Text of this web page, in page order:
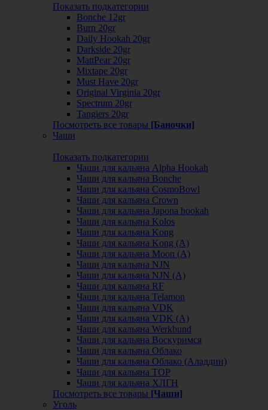
Показать подкатегории
Bonche 12gr
Burn 20gr
Daily Hookah 20gr
Darkside 20gr
MattPear 20gr
Mixtape 20gr
Must Have 20gr
Original Virginia 20gr
Spectrum 20gr
Tangiers 20gr
Посмотреть все товары [Баночки]
Чаши
Показать подкатегории
Чаши для кальяна Alpha Hookah
Чаши для кальяна Bonche
Чаши для кальяна CosmoBowl
Чаши для кальяна Crown
Чаши для кальяна Japona hookah
Чаши для кальяна Kolos
Чаши для кальяна Kong
Чаши для кальяна Kong (A)
Чаши для кальяна Moon (А)
Чаши для кальяна NJN
Чаши для кальяна NJN (А)
Чаши для кальяна RF
Чаши для кальяна Telamon
Чаши для кальяна VDK
Чаши для кальяна VDK (А)
Чаши для кальяна Werkbund
Чаши для кальяна Воскуримся
Чаши для кальяна Облако
Чаши для кальяна Облако (Аладдин)
Чаши для кальяна ТОР
Чаши для кальяна ХЛГН
Посмотреть все товары [Чаши]
Уголь